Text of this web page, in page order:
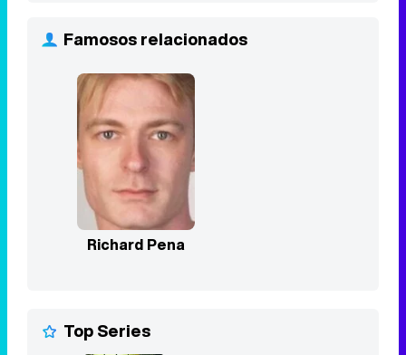
Famosos relacionados
Richard Pena
Top Series